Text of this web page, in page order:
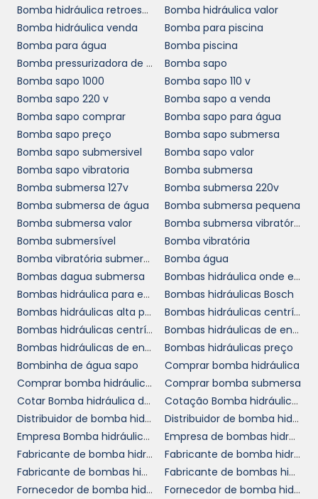
ORÇAMENTO
PERSONALIZADO E
ATENDIMENTO
ESPECIALIZADO
Se você está interessado em adquirir uma
bomba hidráulica axiale deseja um
orçamento personalizado, não hesite em nos
contatar. Nossos especialistas estão prontos
para oferecer as melhores condições e
soluções que atendem às especificidades de
seu negócio, garantindo um investimento
seguro e com retorno garantido.
Entre em contato agora mesmo para solicitar
seu orçamento e descubra como nossas
bombas hidráulicas axiaispodem elevar a
eficiência da sua operação a um novo
patamar. Faça parte do grupo de empresas
que já optaram por tecnologia de ponta e
impulsione seu negócio com produtos de alta
qualidade.
Bomba hidráulica retroescavadeira
Bomba hidráulica valor
Bomba hidráulica venda
Bomba para piscina
Bomba para água
Bomba piscina
Bomba pressurizadora de água
Bomba sapo
Bomba sapo 1000
Bomba sapo 110 v
Bomba sapo 220 v
Bomba sapo a venda
Bomba sapo comprar
Bomba sapo para água
Bomba sapo preço
Bomba sapo submersa
Bomba sapo submersivel
Bomba sapo valor
Bomba sapo vibratoria
Bomba submersa
Bomba submersa 127v
Bomba submersa 220v
Bomba submersa de água
Bomba submersa pequena
Bomba submersa valor
Bomba submersa vibratória
Bomba submersível
Bomba vibratória
Bomba vibratória submersa
Bomba água
Bombas dagua submersa
Bombas hidráulica onde encontrar
Bombas hidráulica para empilhadeira
Bombas hidráulicas Bosch
Bombas hidráulicas alta pressão
Bombas hidráulicas centrífugas
Bombas hidráulicas centrífugas comprar
Bombas hidráulicas de engrenagens comprar
Bombas hidráulicas de engrenagens em SP
Bombas hidráulicas preço
Bombinha de água sapo
Comprar bomba hidráulica
Comprar bomba hidráulica em SP
Comprar bomba submersa
Cotar Bomba hidráulica de pistão
Cotação Bomba hidráulica de pistão
Distribuidor de bomba hidráulica axial
Distribuidor de bomba hidráulica hidrodinâmica
Empresa Bomba hidráulica de pistão
Empresa de bombas hidráulica para empilhadeira SP
Fabricante de bomba hidráulica
Fabricante de bomba hidráulica Rexroth
Fabricante de bombas hidráulicas alta pressão
Fabricante de bombas hidráulicas bosch
Fornecedor de bomba hidráulica
Fornecedor de bomba hidráulica trator